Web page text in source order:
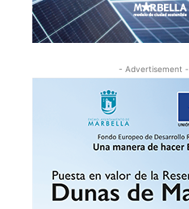
- Advertisement -